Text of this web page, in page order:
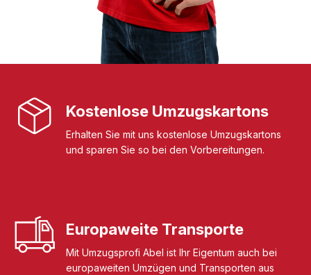
Kostenlose Umzugskartons
Erhalten Sie mit uns kostenlose Umzugskartons
und sparen Sie so bei den Vorbereitungen.
Europaweite Transporte
Mit Umzugsprofi Abel ist Ihr Eigentum auch bei
europaweiten Umzügen und Transporten aus